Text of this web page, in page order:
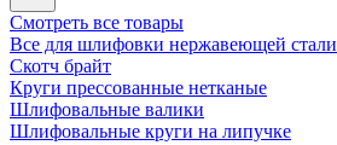
Смотреть все товары
Все для шлифовки нержавеющей стали
Скотч брайт
Круги прессованные нетканые
Шлифовальные валики
Шлифовальные круги на липучке